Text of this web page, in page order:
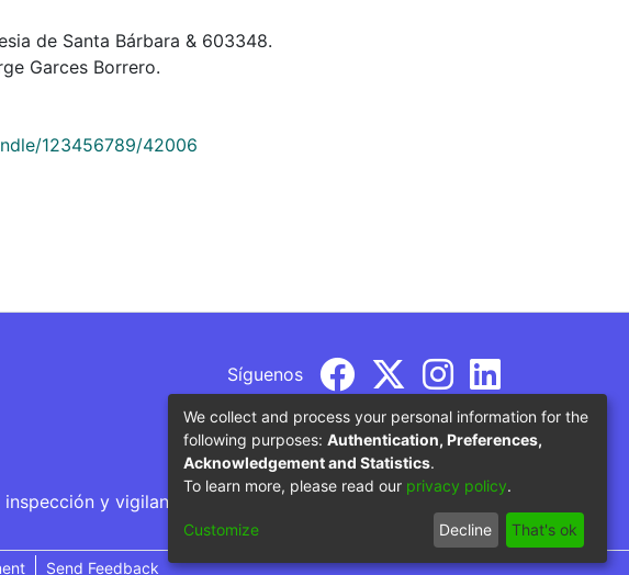
de Santa Bárbara & 603348.
Garces Borrero.
123456789/42006
Síguenos
y vigilancia por parte del Ministerio de Educación
Send Feedback
We collect and process your personal information for the
following purposes: Authentication, Preferences,
Acknowledgement and Statistics.
To learn more, please read our privacy policy.
Customize Decline That's ok